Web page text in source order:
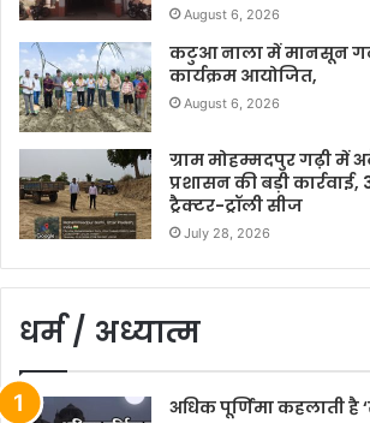
August 6, 2026
कटुआ नाला में मानसून
कार्यक्रम आयोजित,
August 6, 2026
ग्राम मोहम्मदपुर गढ़ी में
प्रशासन की बड़ी
ट्रैक्टर-ट्रॉली सीज
July 28, 2026
धर्म / अध्यात्म
अधिक पूर्णिमा कहलाती है